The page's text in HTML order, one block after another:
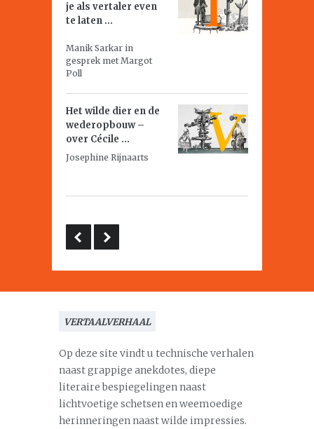
je als vertaler even
te laten ...
Manik Sarkar in
gesprek met Margot
Poll
Het wilde dier en de
wederopbouw –
over Cécile ...
Josephine Rijnaarts
VERTAALVERHAAL
Op deze site vindt u technische verhalen
naast grappige anekdotes, diepe
literaire bespiegelingen naast
lichtvoetige schetsen en weemoedige
herinneringen naast wilde impressies.